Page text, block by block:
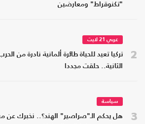
"تكنوقراط" ومعارضين
2
عربي 21 لايت
تركيا تعيد للحياة طائرة ألمانية نادرة من
الثانية.. حلقت مجددا
3
سياسة
هل يحكم الـ"صراصير" الهند؟.. نخبرك عن